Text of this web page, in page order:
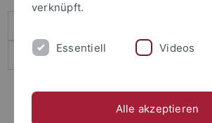
verknüpft.
Essentiell Videos
Alle akzeptieren